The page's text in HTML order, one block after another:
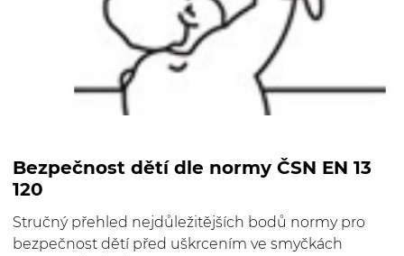
Bezpečnost dětí dle normy ČSN EN 13
120
Stručný přehled nejdůležitějších bodů normy pro
bezpečnost dětí před uškrcením ve smyčkách